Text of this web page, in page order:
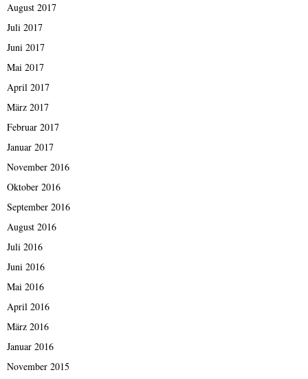
August 2017
Juli 2017
Juni 2017
Mai 2017
April 2017
März 2017
Februar 2017
Januar 2017
November 2016
Oktober 2016
September 2016
August 2016
Juli 2016
Juni 2016
Mai 2016
April 2016
März 2016
Januar 2016
November 2015